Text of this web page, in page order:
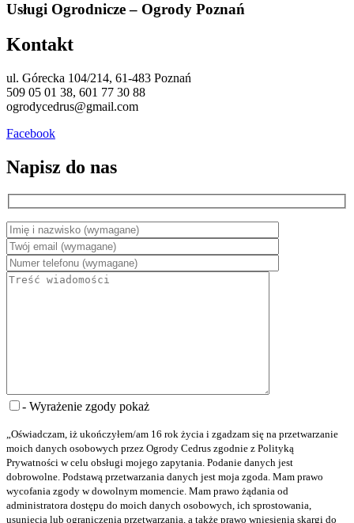
Usługi Ogrodnicze – Ogrody Poznań
Kontakt
ul. Górecka 104/214, 61-483 Poznań
509 05 01 38, 601 77 30 88
ogrodycedrus@gmail.com
Facebook
Napisz do nas
- Wyrażenie zgody pokaż
„Oświadczam, iż ukończyłem/am 16 rok życia i zgadzam się na przetwarzanie
moich danych osobowych przez Ogrody Cedrus zgodnie z Polityką
Prywatności w celu obsługi mojego zapytania. Podanie danych jest
dobrowolne. Podstawą przetwarzania danych jest moja zgoda. Mam prawo
wycofania zgody w dowolnym momencie. Mam prawo żądania od
administratora dostępu do moich danych osobowych, ich sprostowania,
usunięcia lub ograniczenia przetwarzania, a także prawo wniesienia skargi do